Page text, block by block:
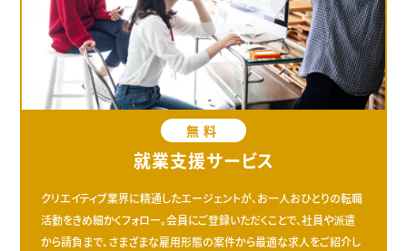
無料
就業支援サービス
クリエイティブ業界に精通したエージェントが、お一人おひとりの転職
活動をきめ細かくフォロー。会員にご登録いただくことで、社員や派遣
から請負まで、さまざまな雇用形態の案件から最適な求人をご紹介し